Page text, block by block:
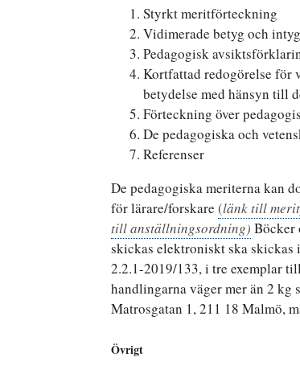
Styrkt meritförteckning
Vidimerade betyg och
Pedagogisk
Kortfattad redogörelse för
betydelse med hänsyn till
Förteckning över
De pedagogiska och
Referenser
De pedagogiska meriterna kan
för lärare/forskare (länk till
till anställningsordning) Böcker
skickas elektroniskt ska skickas
2.2.1-2019/133, i tre exemplar
handlingarna väger mer än 2
Matrosgatan 1, 211 18 Malmö,
Övrigt